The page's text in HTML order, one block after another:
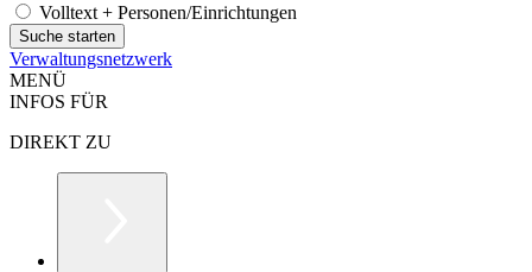
Volltext + Personen/Einrichtungen
Verwaltungsnetzwerk
MENÜ
INFOS FÜR
DIREKT ZU